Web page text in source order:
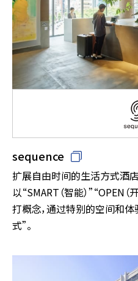
sequence
扩展自由时间的生活方式酒店
以“SMART（智能）”“OPEN（
打概念，通过特别的空间和
式”。